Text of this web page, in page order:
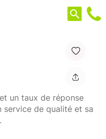
un taux de réponse
service de qualité et sa